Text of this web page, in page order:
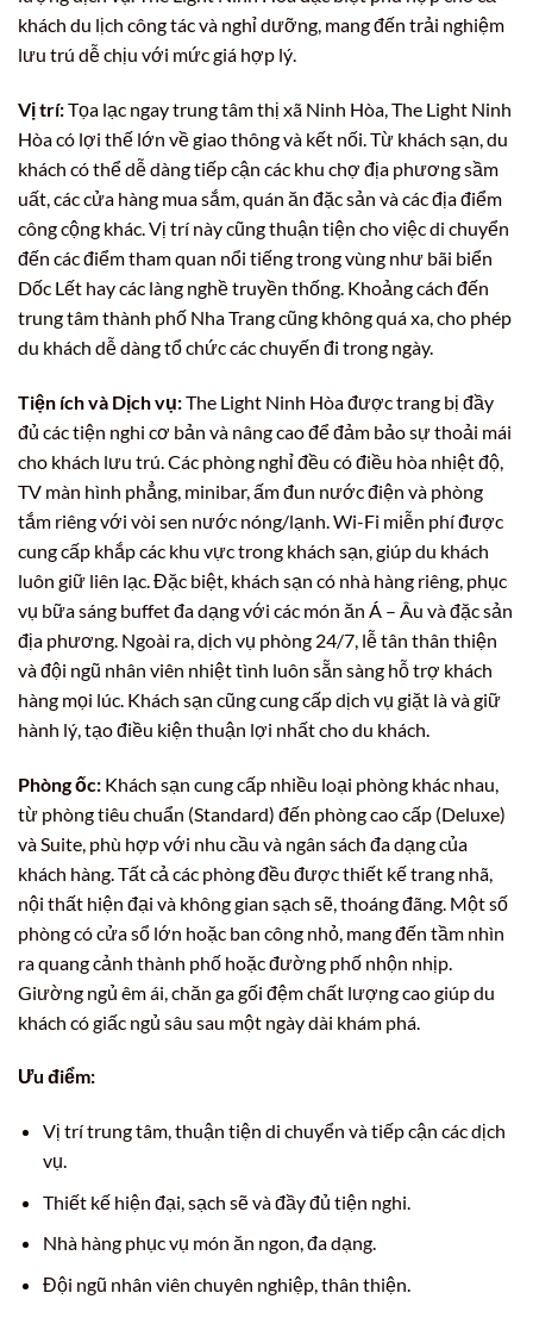
khách du lịch công tác và nghỉ dưỡng, mang đến trải nghiệm
lưu trú dễ chịu với mức giá hợp lý.
Vị trí:Tọa lạc ngay trung tâm thị xã Ninh Hòa, The Light Ninh
Hòa có lợi thế lớn về giao thông và kết nối. Từ khách sạn, du
khách có thể dễ dàng tiếp cận các khu chợ địa phương sầm
uất, các cửa hàng mua sắm, quán ăn đặc sản và các địa điểm
công cộng khác. Vị trí này cũng thuận tiện cho việc di chuyển
đến các điểm tham quan nổi tiếng trong vùng như bãi biển
Dốc Lết hay các làng nghề truyền thống. Khoảng cách đến
trung tâm thành phố Nha Trang cũng không quá xa, cho phép
du khách dễ dàng tổ chức các chuyến đi trong ngày.
Tiện ích và Dịch vụ:The Light Ninh Hòa được trang bị đầy
đủ các tiện nghi cơ bản và nâng cao để đảm bảo sự thoải mái
cho khách lưu trú. Các phòng nghỉ đều có điều hòa nhiệt độ,
TV màn hình phẳng, minibar, ấm đun nước điện và phòng
tắm riêng với vòi sen nước nóng/lạnh. Wi-Fi miễn phí được
cung cấp khắp các khu vực trong khách sạn, giúp du khách
luôn giữ liên lạc. Đặc biệt, khách sạn có nhà hàng riêng, phục
vụ bữa sáng buffet đa dạng với các món ăn Á – Âu và đặc sản
địa phương. Ngoài ra, dịch vụ phòng 24/7, lễ tân thân thiện
và đội ngũ nhân viên nhiệt tình luôn sẵn sàng hỗ trợ khách
hàng mọi lúc. Khách sạn cũng cung cấp dịch vụ giặt là và giữ
hành lý, tạo điều kiện thuận lợi nhất cho du khách.
Phòng ốc: Khách sạn cung cấp nhiều loại phòng khác nhau,
từ phòng tiêu chuẩn (Standard) đến phòng cao cấp (Deluxe)
và Suite, phù hợp với nhu cầu và ngân sách đa dạng của
khách hàng. Tất cả các phòng đều được thiết kế trang nhã,
nội thất hiện đại và không gian sạch sẽ, thoáng đãng. Một số
phòng có cửa sổ lớn hoặc ban công nhỏ, mang đến tầm nhìn
ra quang cảnh thành phố hoặc đường phố nhộn nhịp.
Giường ngủ êm ái, chăn ga gối đệm chất lượng cao giúp du
khách có giấc ngủ sâu sau một ngày dài khám phá.
Ưu điểm:
Vị trí trung tâm, thuận tiện di chuyển và tiếp cận các dịch
vụ.
Thiết kế hiện đại, sạch sẽ và đầy đủ tiện nghi.
Nhà hàng phục vụ món ăn ngon, đa dạng.
Đội ngũ nhân viên chuyên nghiệp, thân thiện.